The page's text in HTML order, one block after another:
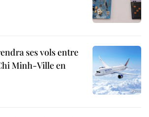
ses vols entre
Minh-Ville en